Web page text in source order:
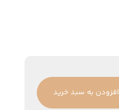
افزودن به سبد خرید